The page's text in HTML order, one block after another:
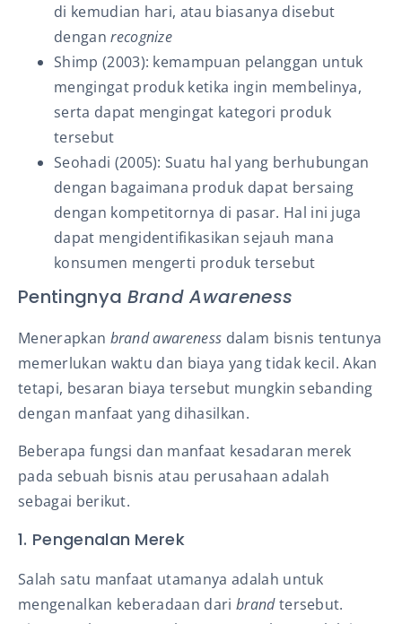
di kemudian hari, atau biasanya disebut
denganrecognize
Shimp (2003): kemampuan pelanggan untuk
mengingat produk ketika ingin membelinya,
serta dapat mengingat kategori produk
tersebut
Seohadi (2005): Suatu hal yang berhubungan
dengan bagaimana produk dapat bersaing
dengan kompetitornya di pasar. Hal ini juga
dapat mengidentifikasikan sejauh mana
konsumen mengerti produk tersebut
Pentingnya Brand Awareness
Menerapkan brand awareness dalam bisnis tentunya
memerlukan waktu dan biaya yang tidak kecil. Akan
tetapi, besaran biaya tersebut mungkin sebanding
dengan manfaat yang dihasilkan.
Beberapa fungsi dan manfaat kesadaran merek
pada sebuah bisnis atau perusahaan adalah
sebagai berikut.
1. Pengenalan Merek
Salah satu manfaat utamanya adalah untuk
mengenalkan keberadaan dari brandtersebut.